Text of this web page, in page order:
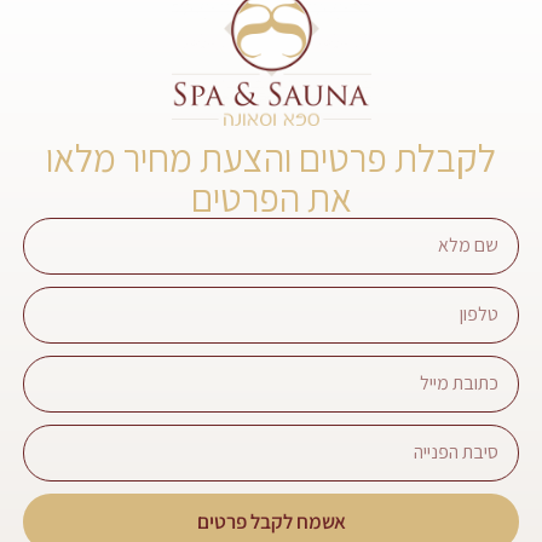
לקבלת פרטים והצעת מחיר מלאו
את הפרטים
אשמח לקבל פרטים